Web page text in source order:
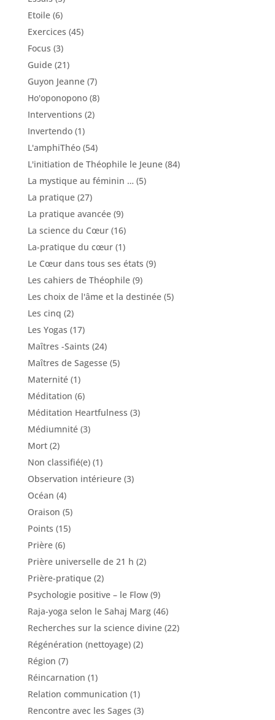
Etoile(6)
Exercices (45)
Focus (3)
Guide(21)
Guyon Jeanne(7)
Ho'oponopono(8)
Interventions (2)
Invertendo(1)
L'amphiThéo(54)
L'initiation de Théophile le Jeune(84)
La mystique au féminin … (5)
La pratique(27)
La pratique avancée(9)
La science du Cœur(16)
La-pratique du cœur(1)
Le Cœur dans tous ses états (9)
Les cahiers de Théophile(9)
Les choix de l'âme et la destinée(5)
Les cinq (2)
Les Yogas (17)
Maîtres -Saints (24)
Maîtres de Sagesse(5)
Maternité(1)
Méditation (6)
Méditation Heartfulness (3)
Médiumnité(3)
Mort(2)
Non classifié(e)(1)
Observation intérieure(3)
Océan (4)
Oraison (5)
Points (15)
Prière(6)
Prière universelle de 21 h (2)
Prière-pratique(2)
Psychologie positive – le Flow(9)
Raja-yoga selon le Sahaj Marg(46)
Recherches sur la science divine(22)
Régénération (nettoyage)(2)
Région (7)
Réincarnation (1)
Relation communication (1)
Rencontre avec les Sages (3)